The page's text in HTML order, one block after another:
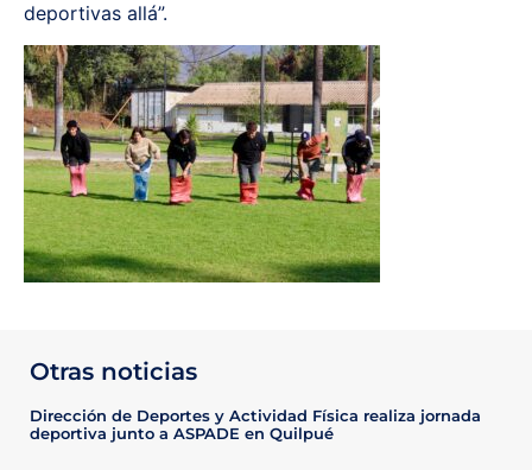
deportivas allá”.
Otras noticias
Dirección de Deportes y Actividad Física realiza jornada
deportiva junto a ASPADE en Quilpué